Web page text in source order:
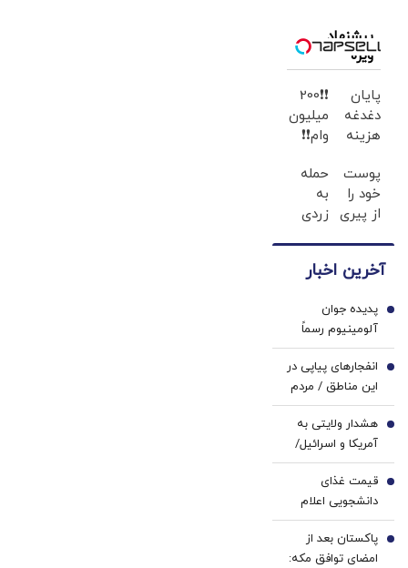
نخستین قربانی
هر جنگ،
است
شد
ارسال شد
پیشنهاد
ویژه
پایان
دغدغه
هزینه
دندان
پزشکی
با پک
خانگی
❗❗200
میلیون
وام❗❗
احراز
هویت
پوست
خود را
از پیری
با کرم
جلبک
حمله
به
زردی
ژل
کننده
دندان!
خرید40%تخفیف
آخرین اخبار
پدیده جوان
آلومینیوم رسماً
پرسپولیسی شد
1
انفجارهای پیاپی در
این مناطق / مردم
آماده باشند
2
هشدار ولایتی به
آمریکا و اسرائیل/
منطقه را ترک کنید
3
قیمت غذای
دانشجویی اعلام
شد
4
پاکستان بعد از
امضای توافق مکه:
5